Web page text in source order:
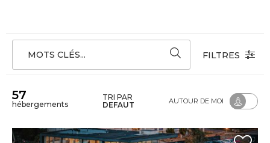
MOTS CLÉS... FILTRES
57
hébergements
TRI PAR
DEFAUT
AUTOUR DE MOI